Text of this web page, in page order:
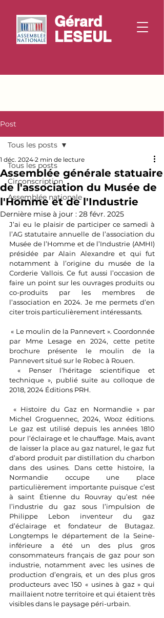
Gérard
LESEUL
Post
Tous les posts
Circonscription
Assemblée nationale
Tous les posts
Assemblée générale statuaire
de l'association du Musée de
l'Homme et de l'Industrie
1 déc. 2024 2 min de lecture
Dernière mise à jour : 28 févr. 2025
J’ai eu le plaisir de participer ce samedi à
l’AG statutaire annuelle de l’association du
Musée de l’Homme et de l’Industrie (AMHI)
présidée par Alain Alexandre et qui fut
notamment à l’origine du musée de la
Corderie Vallois. Ce fut aussi l’occasion de
faire un point sur les ouvrages produits ou
co-produits par les membres de
l’association en 2024. Je me permets d’en
citer trois particulièrement intéressants.
« Le moulin de la Pannevert ». Coordonnée
par Mme Lesage en 2024, cette petite
brochure présente le moulin de la
Pannevert situé sur le Robec à Rouen.
« Penser l’héritage scientifique et
technique », publié suite au colloque de
2018, 2024 Éditions PRH.
« Histoire du Gaz en Normandie » par
Michel Groguennec, 2024, Wooz éditions.
Le gaz est utilisé depuis les années 1810
pour l’éclairage et le chauffage. Mais, avant
de laisser la place au gaz naturel, le gaz fut
d’abord produit par distillation du charbon
dans des usines. Dans cette histoire, la
Normandie occupe une place
particulièrement importante puisque c’est
à saint Étienne du Rouvray qu’est née
l’industrie du gaz sous l’impulsion de
Philippe Lebon inventeur du gaz
d’éclairage et fondateur de Butagaz.
Longtemps le département de la Seine-
inférieure a été un des plus gros
consommateurs français de gaz pour son
industrie, notamment avec les usines de
production d’engrais, et un des plus gros
producteurs avec 150 « usines à gaz » qui
maillaient notre territoire et qui étaient très
visibles dans le paysage péri-urbain.